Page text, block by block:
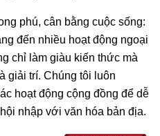
phú, cân bằng cuộc sống:
đến nhiều hoạt động ngoại
chỉ làm giàu kiến thức mà
giải trí. Chúng tôi luôn
hoạt động cộng đồng để dễ
nhập với văn hóa bản địa.